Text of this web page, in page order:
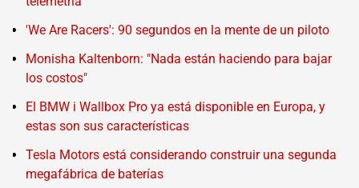
'We Are Racers': 90 segundos en la mente de un piloto
Monisha Kaltenborn: "Nada están haciendo para bajar
los costos"
El BMW i Wallbox Pro ya está disponible en Europa, y
estas son sus características
Tesla Motors está considerando construir una segunda
megafábrica de baterías